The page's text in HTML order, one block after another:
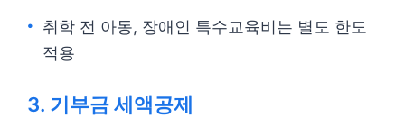
취학 전 아동, 장애인 특수교육비는 별도 한도
적용
3. 기부금 세액공제